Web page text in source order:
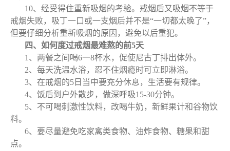
10、经受得住重新吸烟的考验。戒烟后又吸烟不等于
戒烟失败，吸丁一口或一支烟后并不是“一切都太晚了”，
但要仔细分析重新吸烟的原因，避免以后重犯。
四、如何度过戒烟最难熬的前5天
1、两餐之间喝6一8杯水，促使尼古丁排出体外。
2、每天洗温水浴，忍不住烟瘾时可立即淋浴。
3、在戒烟的5日当中要充分休息，生活要有规律。
4、饭后到户外散步，做深呼吸15-30分钟。
5、不可喝刺激性饮料，改喝牛奶，新鲜果计和谷物饮
料。
6、要尽量避免吃家禽类食物、油炸食物、糖果和甜
点。